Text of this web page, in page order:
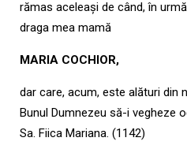
rămas aceleași de când, în
draga mea mamă
MARIA COCHIOR,
dar care, acum, este alături din
Bunul Dumnezeu să-i vegheze
Sa. Fiica Mariana. (1142)